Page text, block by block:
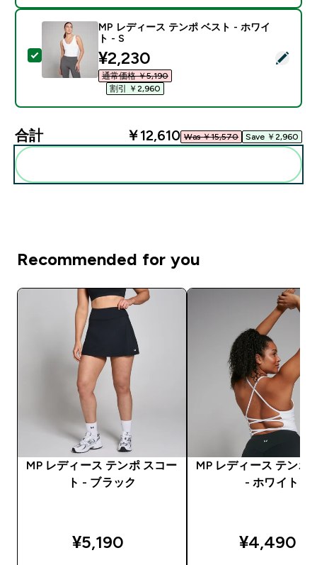
この商品を選択 - MP レディース テンポ ベスト - ホワ
MP レディース テンポ ベスト - ホワイ
ト - S
discounted price
¥2,230‎
通常価格 ￥5,190‎
割引 ￥2,960‎
合計 ￥12,610‎ Was ￥15,570‎ Save ￥2,960‎
Recommended for you
MP レディース テンポ スコー
ト - ブラック
¥5,190‎
MP レディース テンポ
- ホワイト
¥4,490‎